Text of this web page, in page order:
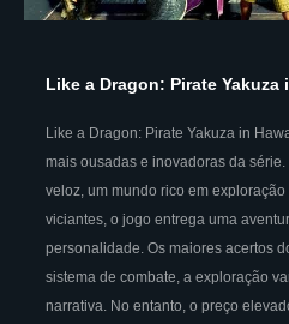
Like a Dragon: Pirate Yakuza
Like a Dragon: Pirate Yakuza in
mais ousadas e inovadoras da
veloz, um mundo rico em
viciantes, o jogo entrega uma
personalidade. Os maiores acertos
sistema de combate, a exploração
narrativa. No entanto, o preço